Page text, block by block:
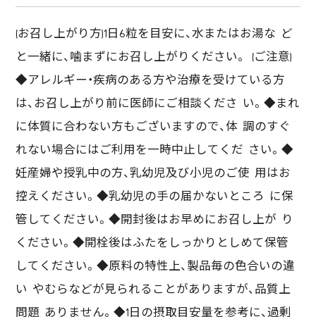
(お召し上がり方)1日6粒を目安に、水またはお湯な ど
と一緒に、噛まずにお召し上がりください。 (ご注意)
◆アレルギー・疾病のある方や治療を受けている方
は、お召し上がり前に医師にご相談くださ い。◆まれ
に体質に合わない方もございますので、体 調のすぐ
れない場合にはご利用を一時中止してくだ さい。◆
妊産婦や授乳中の方、乳幼児及び小児のご使 用はお
控えください。◆乳幼児の手の届かないところ に保
管してください。◆開封後はお早めにお召し上が り
ください。◆開栓後はふたをしっかりとしめて保管
してください。◆原料の特性上、製品毎の色合いの違
い やむらなどが見られることがありますが、品質上
問題 ありません。◆1日の摂取目安量を参考に、過剰